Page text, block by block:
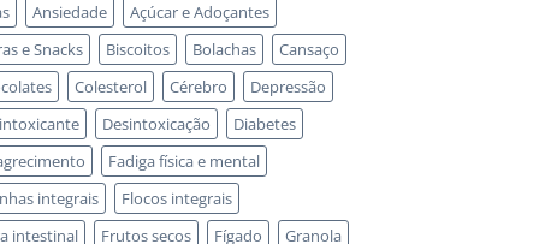
Ansiedade
Açúcar e Adoçantes
e Snacks
Biscoitos Bolachas
Cansaço
Colesterol Cérebro
Depressão
Desintoxicação
Diabetes
Fadiga física e mental
integrais
Flocos integrais
intestinal
Frutos secos Fígado
Granola